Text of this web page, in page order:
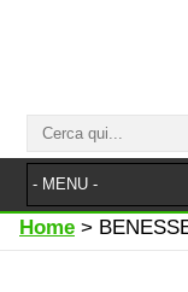
Home >